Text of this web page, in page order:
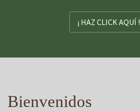
¡ HAZ CLICK AQUÍ !
Bienvenidos